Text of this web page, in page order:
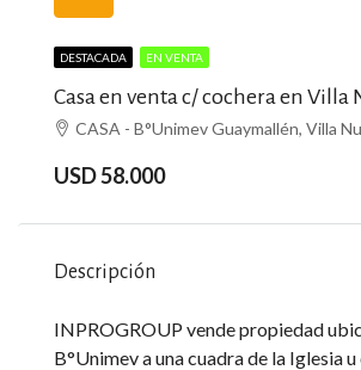
DESTACADA EN VENTA
Casa en venta c/ cochera en Villa
CASA - B°Unimev Guaymallén, Villa
USD 58.000
Descripción
INPROGROUP vende propiedad
B°Unimev a una cuadra de la Iglesia u